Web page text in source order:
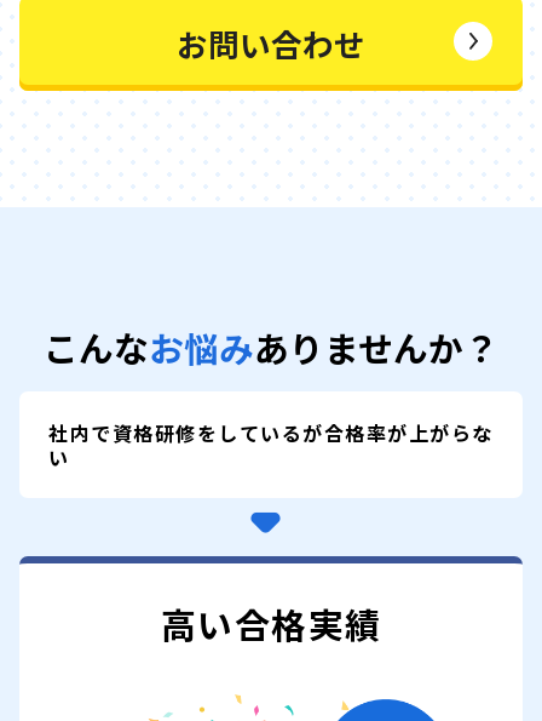
お問い合わせ
こんなお悩みありませんか？
社内で資格研修をしているが合格率が上がらな
い
高い合格実績